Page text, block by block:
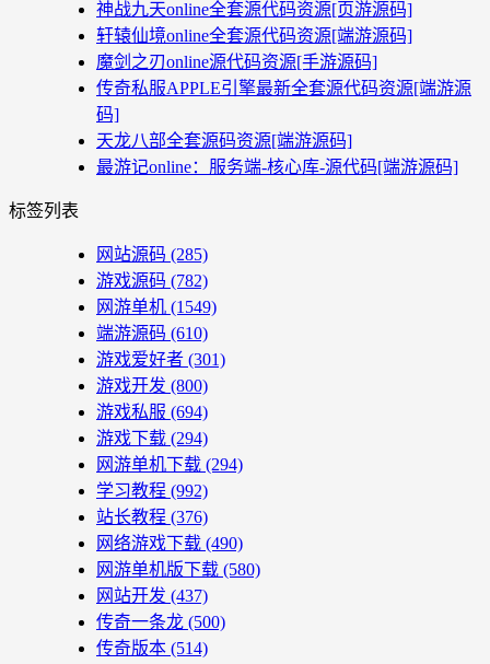
神战九天online全套源代码资源[页游源码]
轩辕仙境online全套源代码资源[端游源码]
魔剑之刃online源代码资源[手游源码]
传奇私服APPLE引擎最新全套源代码资源[端游源
码]
天龙八部全套源码资源[端游源码]
最游记online：服务端-核心库-源代码[端游源码]
标签列表
网站源码 (285)
游戏源码 (782)
网游单机 (1549)
端游源码 (610)
游戏爱好者 (301)
游戏开发 (800)
游戏私服 (694)
游戏下载 (294)
网游单机下载 (294)
学习教程 (992)
站长教程 (376)
网络游戏下载 (490)
网游单机版下载 (580)
网站开发 (437)
传奇一条龙 (500)
传奇版本 (514)